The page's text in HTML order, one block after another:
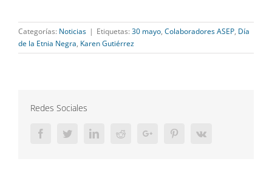
Categorías: Noticias | Etiquetas: 30 mayo, Colaboradores ASEP, Día
de la Etnia Negra, Karen Gutiérrez
Redes Sociales
FacebookTwitterLinkedInRedditGoogle+ PinterestVk